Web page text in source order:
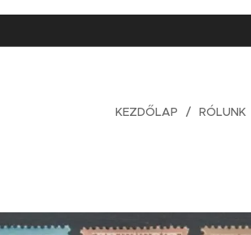
KEZDŐLAP RÓLUNK